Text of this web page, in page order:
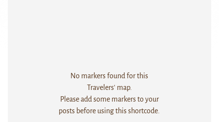
No markers found for this
Travelers' map.
Please add some markers to your
posts before using this shortcode.